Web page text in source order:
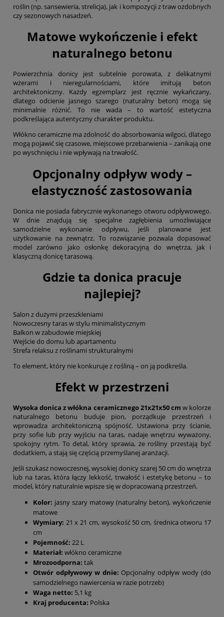
roślin (np. sansewieria, strelicja), jak i kompozycji z traw ozdobnych
czy sezonowych nasadzeń.
Matowe wykończenie i efekt
naturalnego betonu
Powierzchnia donicy jest subtelnie porowata, z delikatnymi
wżerami i nieregularnościami, które imitują beton
architektoniczny. Każdy egzemplarz jest ręcznie wykańczany,
dlatego odcienie jasnego szarego (naturalny beton) mogą się
minimalnie różnić. To nie wada – to wartość estetyczna
podkreślająca autentyczny charakter produktu.
Włókno ceramiczne ma zdolność do absorbowania wilgoci, dlatego
mogą pojawić się czasowe, miejscowe przebarwienia – zanikają one
po wyschnięciu i nie wpływają na trwałość.
Opcjonalny odpływ wody –
elastyczność zastosowania
Donica nie posiada fabrycznie wykonanego otworu odpływowego.
W dnie znajdują się specjalne zagłębienia umożliwiające
samodzielne wykonanie odpływu, jeśli planowane jest
użytkowanie na zewnątrz. To rozwiązanie pozwala dopasować
model zarówno jako osłonkę dekoracyjną do wnętrza, jak i
klasyczną donicę tarasową.
Gdzie ta donica pracuje
najlepiej?
Salon z dużymi przeszkleniami
Nowoczesny taras w stylu minimalistycznym
Balkon w zabudowie miejskiej
Wejście do domu lub apartamentu
Strefa relaksu z roślinami strukturalnymi
To element, który nie konkuruje z rośliną – on ją podkreśla.
Efekt w przestrzeni
Wysoka donica z włókna ceramicznego 21x21x50 cm w kolorze
naturalnego betonu buduje pion, porządkuje przestrzeń i
wprowadza architektoniczną spójność. Ustawiona przy ścianie,
przy sofie lub przy wyjściu na taras, nadaje wnętrzu wyważony,
spokojny rytm. To detal, który sprawia, że rośliny przestają być
dodatkiem, a stają się częścią przemyślanej aranżacji.
Jeśli szukasz nowoczesnej, wysokiej donicy szarej 50 cm do wnętrza
lub na taras, która łączy lekkość, trwałość i estetykę betonu – to
model, który naturalnie wpisze się w dopracowaną przestrzeń.
Kolor: jasny szary matowy (naturalny beton), wykończenie
matowe
Wymiary: 21 x 21 cm, wysokość 50 cm, średnica otworu 17
cm
Pojemność: 22 L
Materiał: włókno ceramiczne
Mrozoodporna: tak
Otwór odpływowy w dnie: Opcjonalny odpływ wody (do
samodzielnego nawiercenia w razie potrzeb)
Waga netto: 5,1 kg
Kraj producenta: Polska